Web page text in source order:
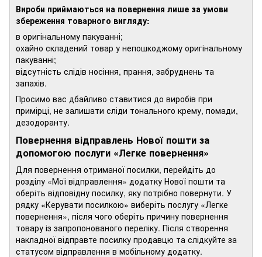
Вироби приймаються на повернення лише за умови
збереження товарного вигляду:
в оригінальному пакуванні;
охайно складений товар у непошкоджому оригінальному
пакуванні;
відсутність слідів носіння, прання, забруднень та
запахів.
Просимо вас дбайливо ставитися до виробів при
примірці, не залишати сліди тонального крему, помади,
дезодоранту.
Повернення відправлень Нової пошти за
допомогою послуги «Легке повернення»
Для повернення отриманої посилки, перейдіть до
розділу «Мої відправлення» додатку Нової пошти та
оберіть відповідну посилку, яку потрібно повернути. У
рядку «Керувати посилкою» виберіть послугу «Легке
повернення», після чого оберіть причину повернення
товару із запропонованого переліку. Після створення
накладної відправте посилку продавцю та слідкуйте за
статусом відправлення в мобільному додатку.